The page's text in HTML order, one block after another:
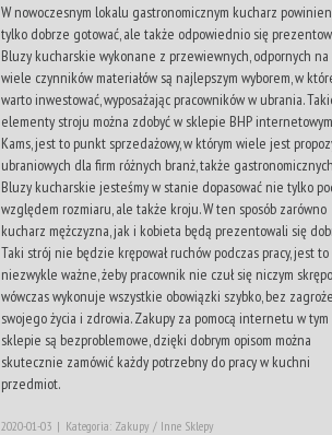
W nowoczesnym lokalu gastronomicznym kucharz
tylko dobrze gotować, ale także odpowiednio się
Bluzy kucharskie wykonane z przewiewnych, odpornych na
wiele czynników materiałów są najlepszym wyborem, w
warto inwestować, wyposażając pracowników w ubrania.
elementy stroju można zdobyć w sklepie BHP internetowym
Kams, jest to punkt sprzedażowy, w którym wiele jest
ubraniowych dla firm różnych branż, także
Bluzy kucharskie jesteśmy w stanie dopasować nie tylko
względem rozmiaru, ale także kroju. W ten sposób zarówno
kucharz mężczyzna, jak i kobieta będą prezentowali się
Taki strój nie będzie krępował ruchów podczas pracy, jest to
niezwykle ważne, żeby pracownik nie czuł się niczym
wówczas wykonuje wszystkie obowiązki szybko, bez
swojego życia i zdrowia. Zakupy za pomocą internetu w tym
sklepie są bezproblemowe, dzięki dobrym opisom można
skutecznie zamówić każdy potrzebny do pracy w kuchni
przedmiot.
2020-01-03 | Kategoria: Zakupy / Inne Sklepy